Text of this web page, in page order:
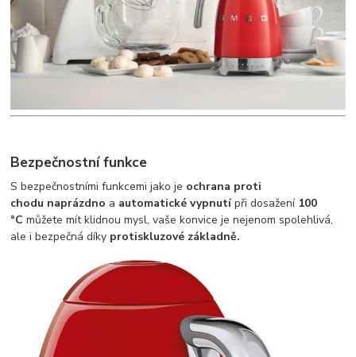
Bezpečnostní funkce
S bezpečnostními funkcemi jako je ochrana proti
chodu naprázdno a automatické vypnutípři dosažení 100
°C můžete mít klidnou mysl, vaše konvice je nejenom spolehlivá,
ale i bezpečná díky protiskluzové základně.